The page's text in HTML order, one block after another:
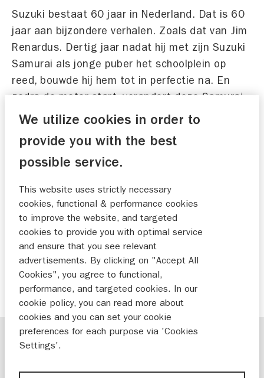
Suzuki bestaat 60 jaar in Nederland. Dat is 60
jaar aan bijzondere verhalen. Zoals dat van Jim
Renardus. Dertig jaar nadat hij met zijn Suzuki
Samurai als jonge puber het schoolplein op
reed, bouwde hij hem tot in perfectie na. En
zodra de motor start, verandert deze Samurai
in een rijdende tijdcapsule vol herinneringen.
weer tot leven
We utilize cookies in order to
provide you with the best
possible service.
This website uses strictly necessary
cookies, functional & performance cookies
to improve the website, and targeted
cookies to provide you with optimal service
and ensure that you see relevant
advertisements. By clicking on "Accept All
Cookies", you agree to functional,
performance, and targeted cookies. In our
cookie policy, you can read more about
cookies and you can set your cookie
preferences for each purpose via 'Cookies
Settings'.